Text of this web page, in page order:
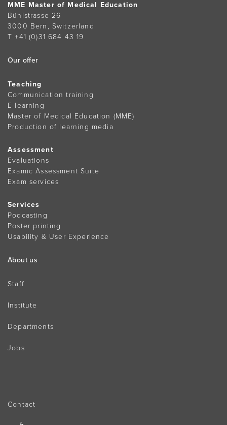
MME Master of Medical Education
Bühlstrasse 26
3000 Bern, Switzerland
T +41 (0)31 684 43 19
Our offer
Teaching
Communication training
E-learning
Master of Medical Education (MME)
Production of learning media
Assessment
Evaluations
Examic Assessment Suite
Exam services
Services
Podcasting
Poster printing
Usability & User Experience
About us
Staff
Institute
Departments
Jobs
Contact